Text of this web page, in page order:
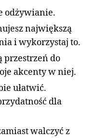
odżywianie.
największą
i wykorzystaj to.
przestrzeń do
akcenty w niej.
ułatwić.
dla
walczyć z